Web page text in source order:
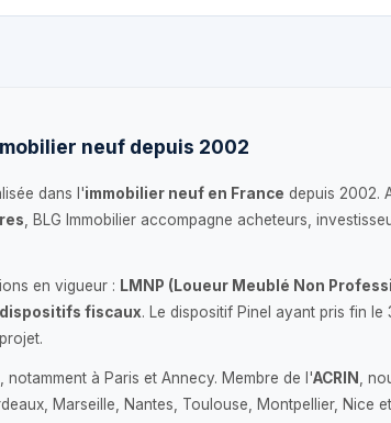
neuf depuis 2002
dans l'immobilier neuf en France depuis 2002.
, BLG Immobilier accompagne acheteurs,
en vigueur : LMNP (Loueur Meublé Non
fiscaux. Le dispositif Pinel ayant pris fin le
notamment à Paris et Annecy. Membre de l'ACRIN
,
Marseille, Nantes, Toulouse, Montpellier, Nice